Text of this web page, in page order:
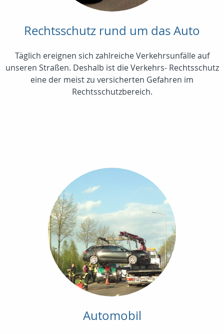
Rechtsschutz rund um das Auto
Täglich ereignen sich zahlreiche Verkehrsunfälle auf
unseren Straßen. Deshalb ist die Verkehrs- Rechtsschutz
eine der meist zu versicherten Gefahren im
Rechtsschutzbereich.
Automobil